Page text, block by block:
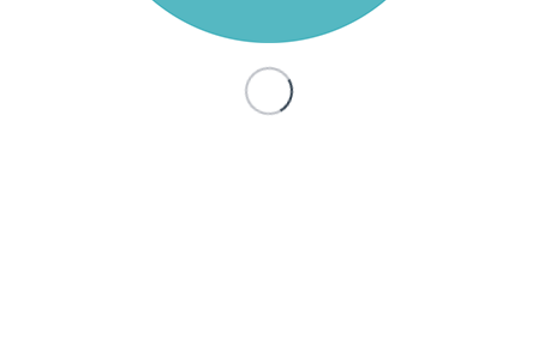
die Bewohnerinnen des Seniorenheim Paulinenhof in
Oppau mit Blumen zum Muttertag mitversorgt.
Wir wünschen allen Müttern einen wunderschönen